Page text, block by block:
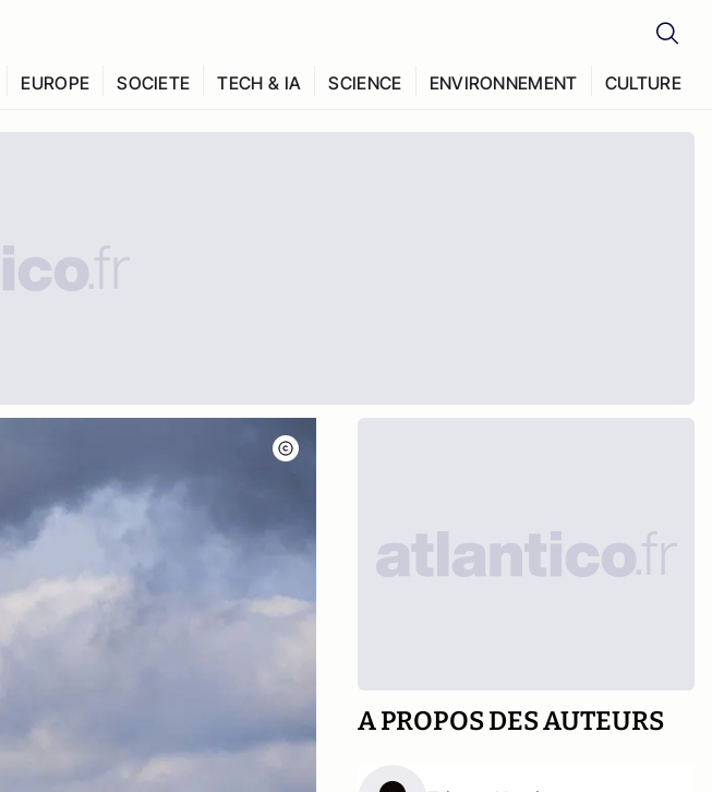
EUROPE SOCIETE TECH & IA SCIENCE ENVIRONNEMENT CULTURE
A PROPOS DES AUTEURS